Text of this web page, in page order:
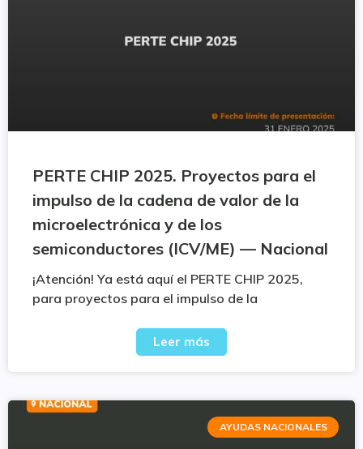
PERTE CHIP 2025. Proyectos para el
impulso de la cadena de valor de la
microelectrónica y de los
semiconductores (ICV/ME) — Nacional
¡Atención! Ya está aquí el PERTE CHIP 2025,
para proyectos para el impulso de la
Leer más
AYUDAS NACIONALES